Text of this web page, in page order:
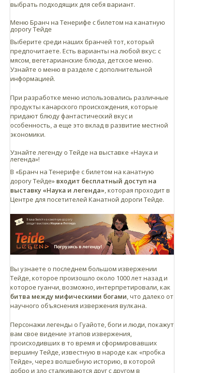
Карпаччо из рагу из осьминога с маслом из острого
зеленого перца для бранча премиум.
Бриошь с мясной начинкой, кукурузой, мохо из кинзы и
картофелем и мини кукурузная лепешка с козьим мясом
вина.
выбрать подходящих для себя вариант.
Меню Бранч на Тенерифе с билетом на канатную
дорогу Тейде
Выберите среди наших бранчей тот, который
предпочитаете. Есть варианты на любой вкус: с
мясом, вегетарианские блюда, детское меню.
Узнайте о меню в разделе с дополнительной
информацией.
При разработке меню использовались различные
продукты канарского происхождения, которые
придают блюду фантастический вкус и
особенность, а еще это вклад в развитие местной
экономики.
Узнайте легенду о Тейде на выставке «Наука и
легенда»!
В «Бранч на Тенерифе с билетом на канатную
дорогу Тейде» входит бесплатный доступ на
выставку «Наука и легенда», которая проходит в
Центре для посетителей Канатной дороги Тейде.
Вы узнаете о последнем большом извержении
Тейде, которое произошло около 1000 лет назад и
которое гуанчи, возможно, интерпретировали, как
битва между мифическими богами, что далеко от
научного объяснения извержения вулкана.
Персонажи легенды о Гуайоте, боги и люди, покажут
вам свое видение этапов извержения,
происходивших в то время и сформировавших
вершину Тейде, известную в народе как «пробка
Тейде», через волшебную историю, в которой
добро и зло сталкиваются друг с другом в